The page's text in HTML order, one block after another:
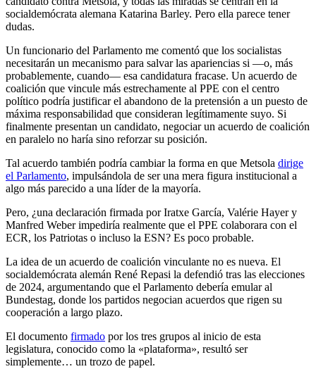
socialdemócrata alemana Katarina Barley. Pero ella parece tener
dudas.
Un funcionario del Parlamento me comentó que los socialistas
necesitarán un mecanismo para salvar las apariencias si —o, más
probablemente, cuando— esa candidatura fracase. Un acuerdo de
coalición que vincule más estrechamente al PPE con el centro
político podría justificar el abandono de la pretensión a un puesto de
máxima responsabilidad que consideran legítimamente suyo. Si
finalmente presentan un candidato, negociar un acuerdo de coalición
en paralelo no haría sino reforzar su posición.
Tal acuerdo también podría cambiar la forma en que Metsola dirige
el Parlamento, impulsándola de ser una mera figura institucional a
algo más parecido a una líder de la mayoría.
Pero, ¿una declaración firmada por Iratxe García, Valérie Hayer y
Manfred Weber impediría realmente que el PPE colaborara con el
ECR, los Patriotas o incluso la ESN? Es poco probable.
La idea de un acuerdo de coalición vinculante no es nueva. El
socialdemócrata alemán René Repasi la defendió tras las elecciones
de 2024, argumentando que el Parlamento debería emular al
Bundestag, donde los partidos negocian acuerdos que rigen su
cooperación a largo plazo.
El documento firmado por los tres grupos al inicio de esta
legislatura, conocido como la «plataforma», resultó ser
simplemente… un trozo de papel.